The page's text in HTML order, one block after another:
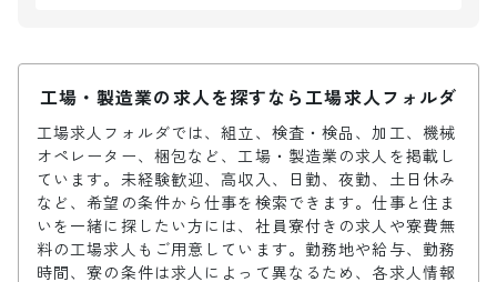
工場・製造業の求人を探すなら工場求人フォルダ
工場求人フォルダでは、組立、検査・検品、加工、機械
オペレーター、梱包など、工場・製造業の求人を掲載し
ています。未経験歓迎、高収入、日勤、夜勤、土日休み
など、希望の条件から仕事を検索できます。仕事と住ま
いを一緒に探したい方には、社員寮付きの求人や寮費無
料の工場求人もご用意しています。勤務地や給与、勤務
時間、寮の条件は求人によって異なるため、各求人情報